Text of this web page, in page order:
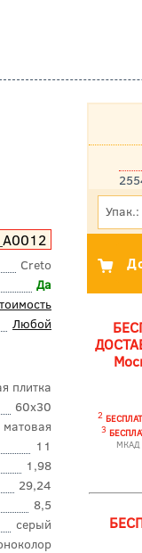
Creto
Да
Любой
плитка
60x30
матовая
11
1,98
29,24
8,5
серый
Упак.:
2
3
МКАД